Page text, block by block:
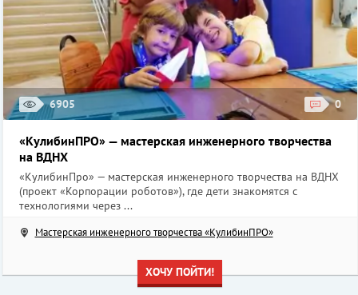
6905 0
«КулибинПРО» — мастерская инженерного творчества
на ВДНХ
«КулибинПро» — мастерская инженерного творчества на ВДНХ
(проект «Корпорации роботов»), где дети знакомятся с
технологиями через ...
Мастерская инженерного творчества «КулибинПРО»
ХОЧУ ПОЙТИ!